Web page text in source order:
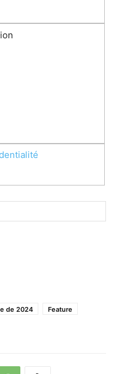
de 2024
Feature